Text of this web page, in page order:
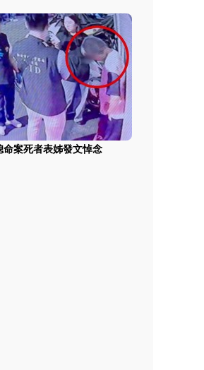
案死者表姊發文悼念